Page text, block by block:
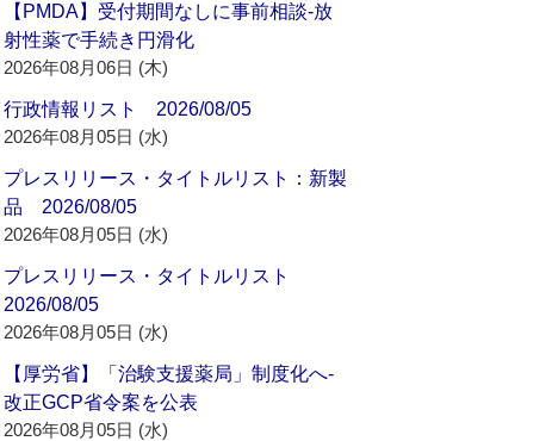
【PMDA】受付期間なしに事前相談‐放
射性薬で手続き円滑化
2026年08月06日 (木)
行政情報リスト 2026/08/05
2026年08月05日 (水)
プレスリリース・タイトルリスト：新製
品 2026/08/05
2026年08月05日 (水)
プレスリリース・タイトルリスト
2026/08/05
2026年08月05日 (水)
【厚労省】「治験支援薬局」制度化へ‐
改正GCP省令案を公表
2026年08月05日 (水)